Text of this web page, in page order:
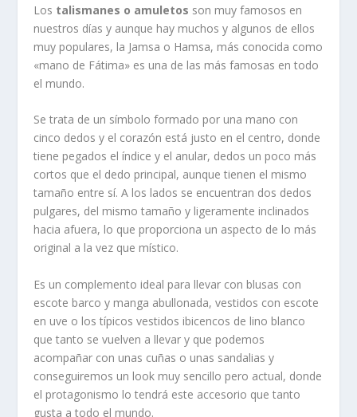
Los talismanes o amuletos son muy famosos en
nuestros días y aunque hay muchos y algunos de ellos
muy populares, la Jamsa o Hamsa, más conocida como
«mano de Fátima» es una de las más famosas en todo
el mundo.
Se trata de un símbolo formado por una mano con
cinco dedos y el corazón está justo en el centro, donde
tiene pegados el índice y el anular, dedos un poco más
cortos que el dedo principal, aunque tienen el mismo
tamaño entre sí. A los lados se encuentran dos dedos
pulgares, del mismo tamaño y ligeramente inclinados
hacia afuera, lo que proporciona un aspecto de lo más
original a la vez que místico.
Es un complemento ideal para llevar con blusas con
escote barco y manga abullonada, vestidos con escote
en uve o los típicos vestidos ibicencos de lino blanco
que tanto se vuelven a llevar y que podemos
acompañar con unas cuñas o unas sandalias y
conseguiremos un look muy sencillo pero actual, donde
el protagonismo lo tendrá este accesorio que tanto
gusta a todo el mundo.